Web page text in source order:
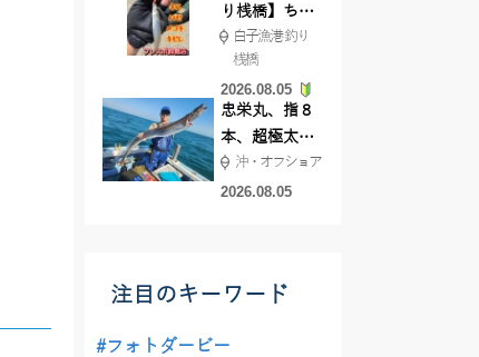
り桟橋】ちょ
い投げ釣りが
絶好調!キスや
ハゼが簡単に
釣れますよ💛
白子漁港 釣り
桟橋
2026.08.05
忠栄丸、指８
本、超極太ド
ラゴン登場！
沖・オフショア
2026.08.05
注目のキーワード
#フォトダービー